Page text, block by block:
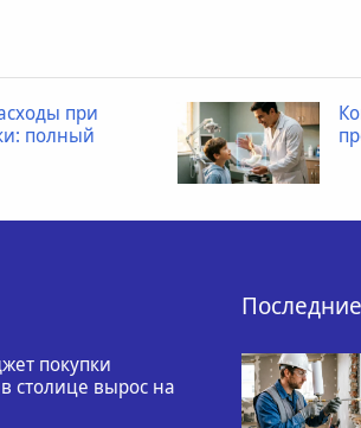
Когда ребенку необходимо
провести рентген пищевода
покупки
столице вырос на